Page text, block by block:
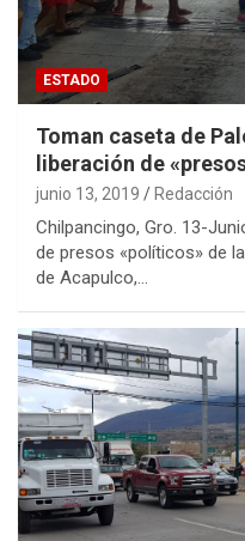
ESTADO
Toman caseta de
liberación de
junio 13, 2019 Redacción
Chilpancingo, Gro. 13-
de presos «políticos» de
de Acapulco,…